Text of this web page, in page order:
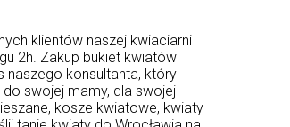
klientów naszej kwiaciarni
2h. Zakup bukiet kwiatów
naszego konsultanta, który
swojej mamy, dla swojej
kosze kwiatowe, kwiaty